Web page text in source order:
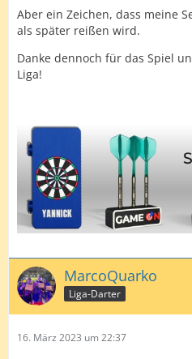
Aber ein Zeichen, dass meine
als später reißen wird.
Danke dennoch für das Spiel
Liga!
MarcoQuarko
Liga-Darter
16. März 2023 um 22:37